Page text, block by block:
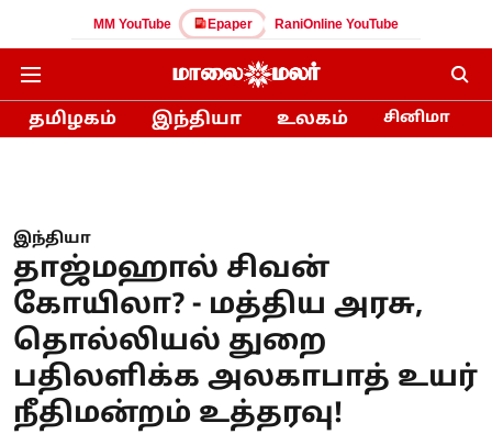
MM YouTube Epaper RaniOnline YouTube
தமிழகம் இந்தியா உலகம் சினிமா
இந்தியா
தாஜ்மஹால் சிவன்
கோயிலா? - மத்திய அரசு,
தொல்லியல் துறை
பதிலளிக்க அலகாபாத் உயர்
நீதிமன்றம் உத்தரவு!